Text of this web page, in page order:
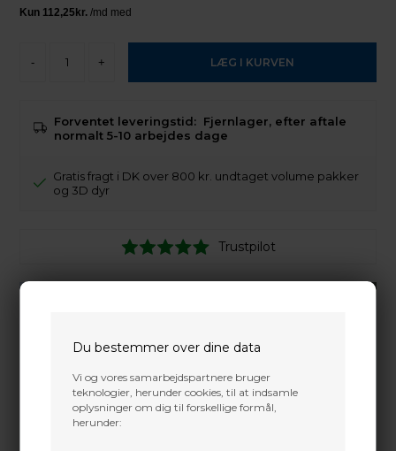
Du bestemmer over dine data
Vi og vores samarbejdspartnere bruger
teknologier, herunder cookies, til at indsamle
oplysninger om dig til forskellige formål,
herunder:
- +
Forventet leveringstid: Fjernlager, efter aftale
normalt 5-10 arbejdes dage
Gratis fragt i DK over 800 kr. undtaget volume pakker
og 3D dyr
Trustpilot